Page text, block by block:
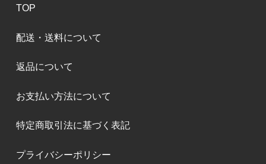
TOP
配送・送料について
返品について
お支払い方法について
特定商取引法に基づく表記
プライバシーポリシー